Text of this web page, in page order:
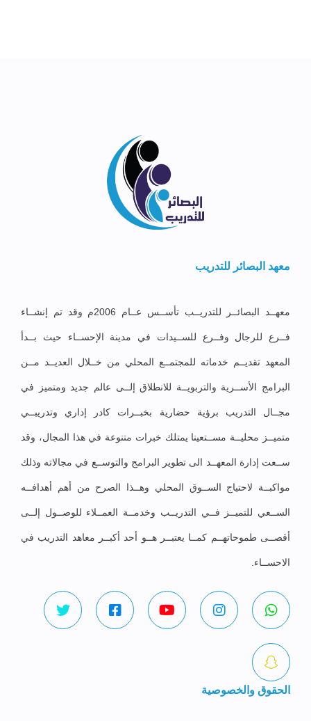
معهد البصائر للتدريب
معهــد البصائــر للتدريــب تأســس عــام 2006م وقد تم إنشــاء
فــرع للرجال وفــرع للســيدات في مدينة الإحســاء حيث بــدأ
المعهد تقديــم خدماته للمجتمــع المحلي من خــلال العديــد مــن
البرامج الأســرية والتربويــة للانطلاق إلــى عالم جديد ومتميز في
مجــال التدريب برؤية حضارية بخبــرات كادر إداري وتدريبــي
متميــز محليــة مســتعينا يمتلك خبرات متنوعة في هذا المجال، وقد
ســعت إدارة المعهــد الى تطوير البرامج والتوســع في مجالاته وذلك
مواكبــة لاحتياج الســوق المحلي وهــذا الصرح من أهم أهدافــه
الســعي للتميــز فــي التدريــب وخدمــة العمــلاء للوصــول إلــى
أقصــى طموحاتهــم كمــا يعتبــر هــو أحد أكبــر معاهد التدريب في
الاحســاء.
الحقوق والخصوصية